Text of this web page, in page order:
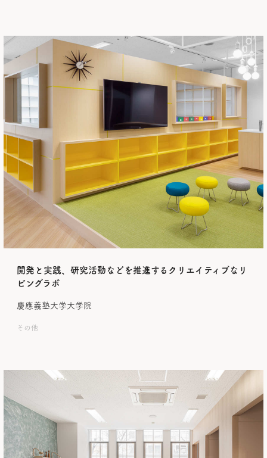
開発と実践、研究活動などを推進するクリエイティブなリ
ビングラボ
慶應義塾大学大学院
その他